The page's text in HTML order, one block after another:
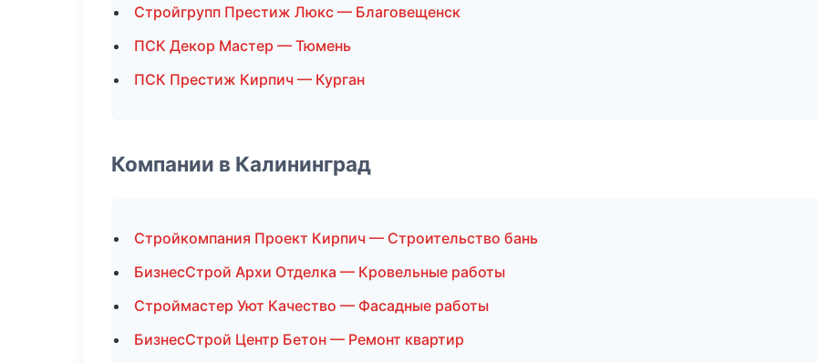
Стройгрупп Престиж Люкс — Благовещенск
ПСК Декор Мастер — Тюмень
ПСК Престиж Кирпич — Курган
Компании в Калининград
Стройкомпания Проект Кирпич — Строительство бань
БизнесСтрой Архи Отделка — Кровельные работы
Строймастер Уют Качество — Фасадные работы
БизнесСтрой Центр Бетон — Ремонт квартир